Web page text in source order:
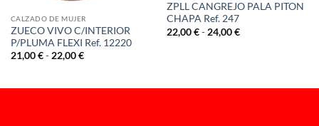
CALZADO DE MUJER
ZUECO VIVO C/INTERIOR
P/PLUMA FLEXI Ref. 12220
21,00€ - 22,00€Rango
21,00 €
ZPLL CANGREJO PALA PITON
CHAPA Ref. 247
22,00€ - 24,00€Rango
24,00 €